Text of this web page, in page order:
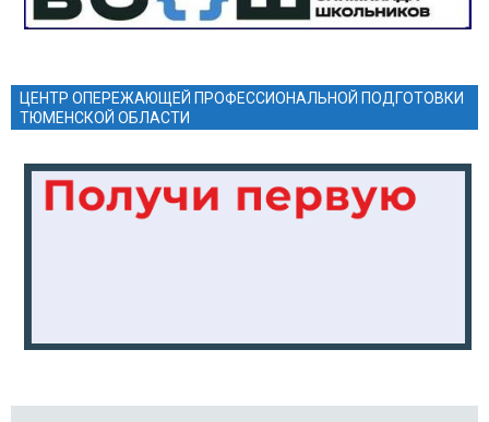
ЦЕНТР ОПЕРЕЖАЮЩЕЙ ПРОФЕССИОНАЛЬНОЙ ПОДГОТОВКИ
ТЮМЕНСКОЙ ОБЛАСТИ